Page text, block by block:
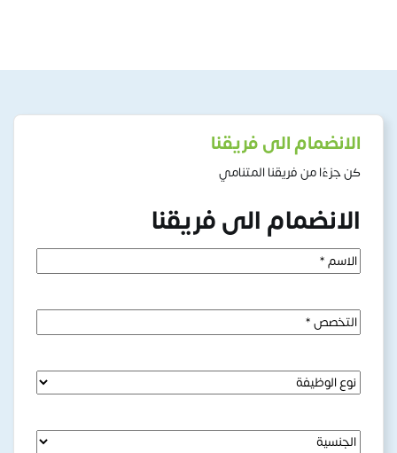
الانضمام الى فريقنا
كن جزءًا من فريقنا المتنامي
الانضمام الى فريقنا
Name(مطلوب)
Major(مطلوب)
Job
Nationality